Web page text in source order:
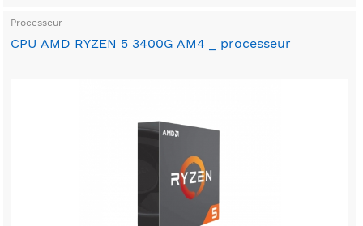
Processeur
CPU AMD RYZEN 5 3400G AM4 _ processeur